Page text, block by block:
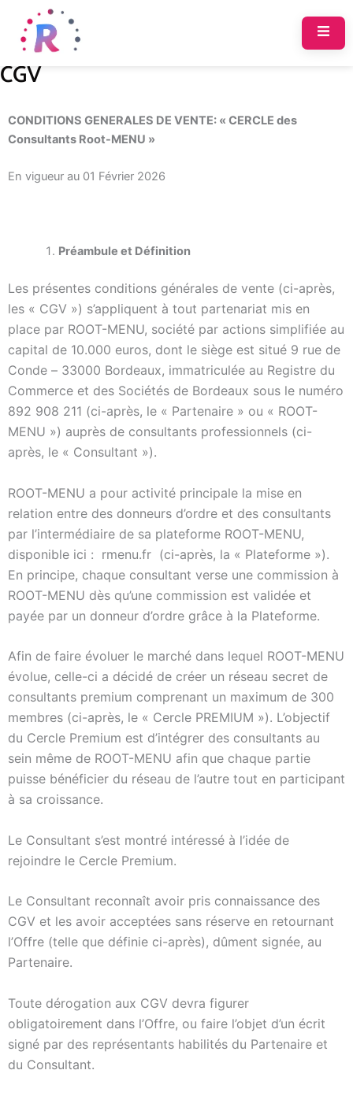
contenu
CGV
CONDITIONS GENERALES DE VENTE: « CERCLE des
Consultants Root-MENU »
En vigueur au 01 Février 2026
Préambule et Définition
Les présentes conditions générales de vente (ci-après,
les « CGV ») s’appliquent à tout partenariat mis en
place par ROOT-MENU, société par actions simplifiée au
capital de 10.000 euros, dont le siège est situé 9 rue de
Conde – 33000 Bordeaux, immatriculée au Registre du
Commerce et des Sociétés de Bordeaux sous le numéro
892 908 211 (ci-après, le « Partenaire » ou « ROOT-
MENU ») auprès de consultants professionnels (ci-
après, le « Consultant »).
ROOT-MENU a pour activité principale la mise en
relation entre des donneurs d’ordre et des consultants
par l’intermédiaire de sa plateforme ROOT-MENU,
disponible ici : rmenu.fr (ci-après, la « Plateforme »).
En principe, chaque consultant verse une commission à
ROOT-MENU dès qu’une commission est validée et
payée par un donneur d’ordre grâce à la Plateforme.
Afin de faire évoluer le marché dans lequel ROOT-MENU
évolue, celle-ci a décidé de créer un réseau secret de
consultants premium comprenant un maximum de 300
membres (ci-après, le « Cercle PREMIUM »). L’objectif
du Cercle Premium est d’intégrer des consultants au
sein même de ROOT-MENU afin que chaque partie
puisse bénéficier du réseau de l’autre tout en participant
à sa croissance.
Le Consultant s’est montré intéressé à l’idée de
rejoindre le Cercle Premium.
Le Consultant reconnaît avoir pris connaissance des
CGV et les avoir acceptées sans réserve en retournant
l’Offre (telle que définie ci-après), dûment signée, au
Partenaire.
Toute dérogation aux CGV devra figurer
obligatoirement dans l’Offre, ou faire l’objet d’un écrit
signé par des représentants habilités du Partenaire et
du Consultant.